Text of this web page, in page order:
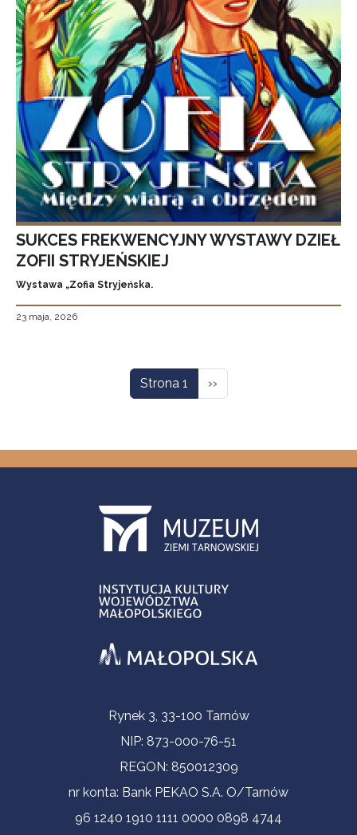
SUKCES FREKWENCYJNY WYSTAWY DZIEŁ
ZOFII STRYJEŃSKIEJ
Wystawa „Zofia Stryjeńska.
23 maja, 2026
Strona 1 Następna strona
››
Informacje kontaktoweRynek 3, 33-100 Tarnów
NIP: 873-000-76-51
REGON: 850012309
nr konta: Bank PEKAO S.A. O/Tarnów
96 1240 1910 1111 0000 0898 4744